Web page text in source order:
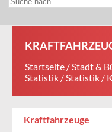
Startseite /Stadt &
Statistik /Statistik /
Kraftfahrzeuge